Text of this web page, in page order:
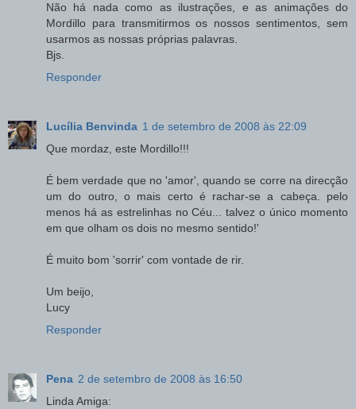
Não há nada como as ilustrações, e as animações do
Mordillo para transmitirmos os nossos sentimentos, sem
usarmos as nossas próprias palavras.
Bjs.
Responder
Lucília Benvinda 1 de setembro de 2008 às 22:09
Que mordaz, este Mordillo!!!
É bem verdade que no 'amor', quando se corre na direcção
um do outro, o mais certo é rachar-se a cabeça. pelo
menos há as estrelinhas no Céu... talvez o único momento
em que olham os dois no mesmo sentido!'
É muito bom 'sorrir' com vontade de rir.
Um beijo,
Lucy
Responder
Pena 2 de setembro de 2008 às 16:50
Linda Amiga: